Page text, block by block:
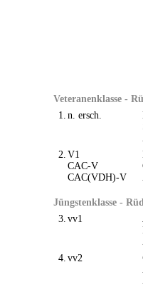
Veteranenklasse -
1. n. ersch.
2. V1
CAC-V
CAC(VDH)-V
Jüngstenklasse -
3. vv1
4. vv2